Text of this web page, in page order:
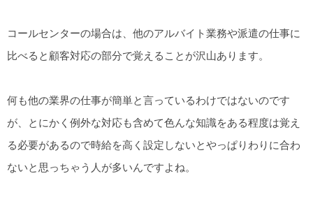
コールセンターの場合は、他のアルバイト業務や派遣の仕事に
比べると顧客対応の部分で覚えることが沢山あります。
何も他の業界の仕事が簡単と言っているわけではないのです
が、とにかく例外な対応も含めて色んな知識をある程度は覚え
る必要があるので時給を高く設定しないとやっぱりわりに合わ
ないと思っちゃう人が多いんですよね。